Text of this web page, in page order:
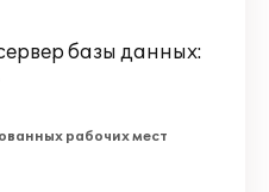
базы данных:
рабочих мест